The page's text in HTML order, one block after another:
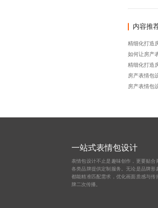
内容推
精细化打造
如何让房产
精细化打造
房产表情包
房产表情包
一站式表情包设计
表情包设计不止是趣味创作，更要贴
各类品牌提供定制服务。无论是品牌形
都能精准匹配需求，优化画面质感与
牌二次传播。